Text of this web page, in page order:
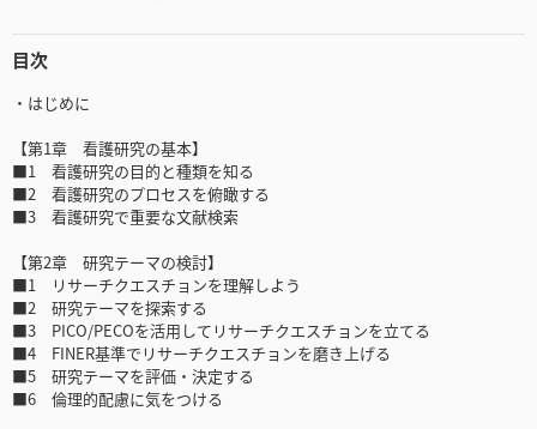
目次
・はじめに
【第1章 看護研究の基本】
■1 看護研究の目的と種類を知る
■2 看護研究のプロセスを俯瞰する
■3 看護研究で重要な文献検索
【第2章 研究テーマの検討】
■1 リサーチクエスチョンを理解しよう
■2 研究テーマを探索する
■3 PICO/PECOを活用してリサーチクエスチョンを立てる
■4 FINER基準でリサーチクエスチョンを磨き上げる
■5 研究テーマを評価・決定する
■6 倫理的配慮に気をつける